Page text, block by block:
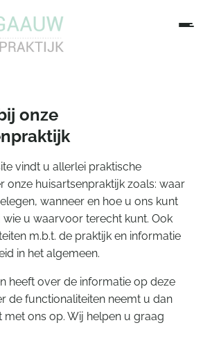
onze
vindt u allerlei praktische
onze huisartsenpraktijk zoals: waar
wanneer en hoe u ons kunt
wie u waarvoor terecht kunt. Ook
m.b.t. de praktijk en informatie
in het algemeen.
heeft over de informatie op deze
de functionaliteiten neemt u dan
ons op. Wij helpen u graag